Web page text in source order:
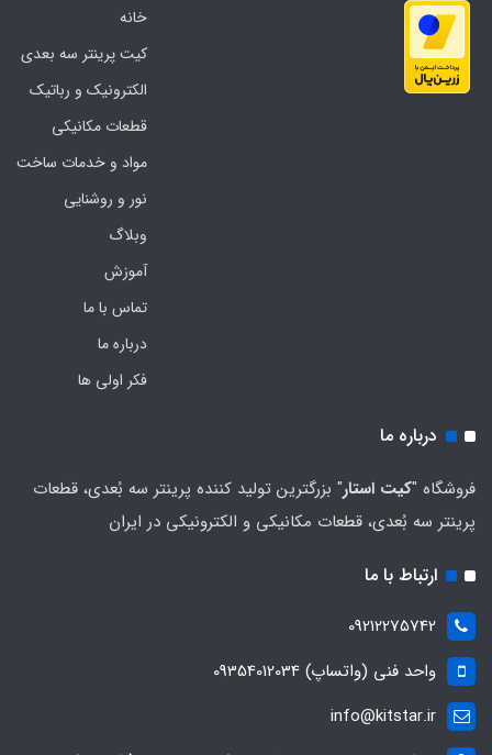
خانه
کیت پرینتر سه بعدی
الکترونیک و رباتیک
قطعات مکانیکی
مواد و خدمات ساخت
نور و روشنایی
وبلاگ
آموزش
تماس با ما
درباره ما
فکر اولی ها
درباره ما
فروشگاه "کیت استار" بزرگترین تولید کننده پرینتر سه بُعدی، قطعات
پرینتر سه بُعدی، قطعات مکانیکی و الکترونیکی در ایران
ارتباط با ما
09212275742
واحد فنی (واتساپ) 09354012034
info@kitstar.ir